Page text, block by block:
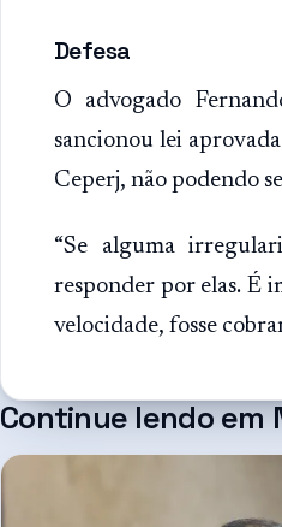
Defesa
O advogado
sancionou lei
Ceperj, não podendo
“Se alguma
responder por elas. É
velocidade, fosse
Continue lendo em